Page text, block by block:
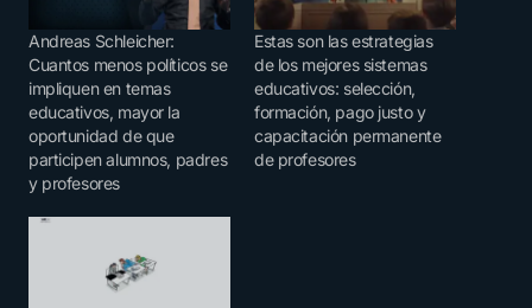
Andreas Schleicher:
Cuantos menos políticos se
impliquen en temas
educativos, mayor la
oportunidad de que
participen alumnos, padres
y profesores
Estas son las estrategias
de los mejores sistemas
educativos: selección,
formación, pago justo y
capacitación permanente
de profesores